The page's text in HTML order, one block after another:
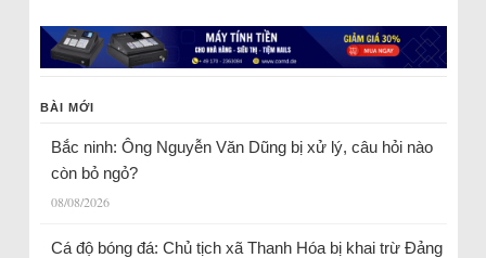
BÀI MỚI
Bắc ninh: Ông Nguyễn Văn Dũng bị xử lý, câu hỏi nào
còn bỏ ngỏ?
08/08/2026
Cá độ bóng đá: Chủ tịch xã Thanh Hóa bị khai trừ Đảng